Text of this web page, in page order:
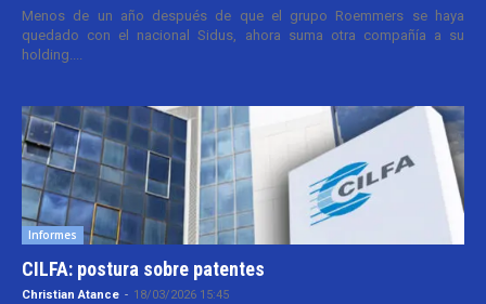
Menos de un año después de que el grupo Roemmers se haya
quedado con el nacional Sidus, ahora suma otra compañía a su
holding....
Informes
CILFA: postura sobre patentes
Christian Atance - 18/03/2026 15:45